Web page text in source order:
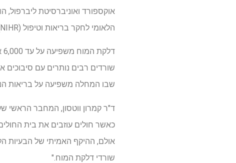
הלאומי לחקר בריאות וטיפול (NIHR).
שורדים רבים נותרים עם סיבוכים
שבו המחלה משפיעה על בריאות
כאשר חולים עוזבים את בית
אולם, ההיקף האמיתי של הבעיות
שורדי דלקת המוח."